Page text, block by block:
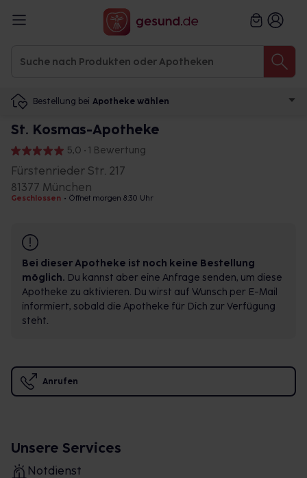
Bestellung bei Apotheke wählen
St. Kosmas-Apotheke
5,0 • 1 Bewertung
Fürstenrieder Str. 217
81377 München
Geschlossen • Öffnet morgen 8:30 Uhr
Bei dieser Apotheke ist noch keine Bestellung
möglich. Du kannst aber eine Anfrage senden, um diese
Apotheke zu aktivieren. Du wirst auf Wunsch per E-Mail
informiert, sobald die Apotheke für Dich zur Verfügung
steht.
Anrufen
Unsere Services
Notdienst